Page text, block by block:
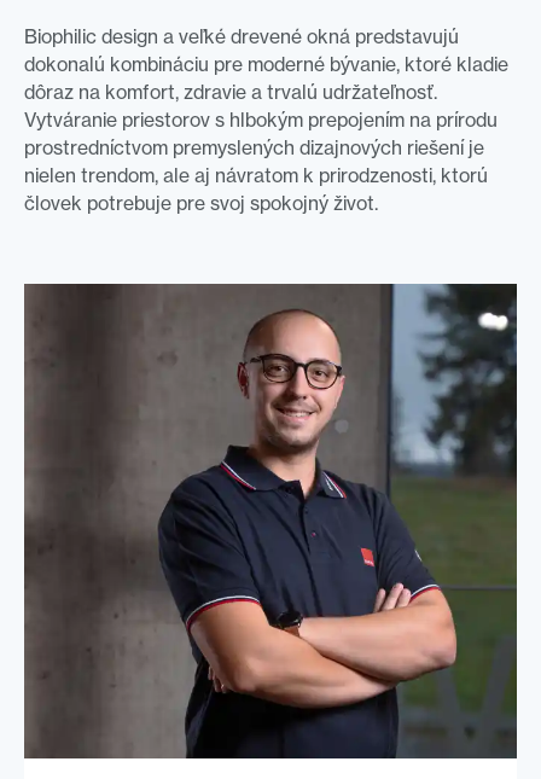
Biophilic design a veľké drevené okná predstavujú
dokonalú kombináciu pre moderné bývanie, ktoré kladie
dôraz na komfort, zdravie a trvalú udržateľnosť.
Vytváranie priestorov s hlbokým prepojením na prírodu
prostredníctvom premyslených dizajnových riešení je
nielen trendom, ale aj návratom k prirodzenosti, ktorú
človek potrebuje pre svoj spokojný život.